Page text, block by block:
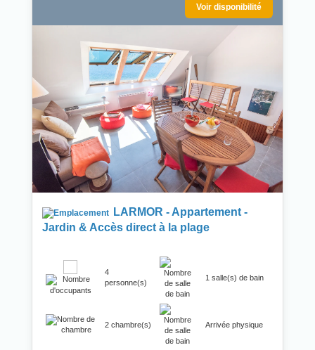
Voir disponibilité
LARMOR - Appartement -
Jardin & Accès direct à la plage
4
personne(s)
1 salle(s) de bain
2 chambre(s) Arrivée physique